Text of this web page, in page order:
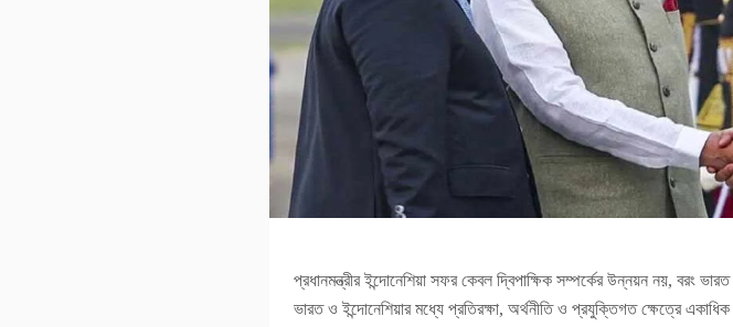
প্রধানমন্ত্রীর ইন্দোনেশিয়া সফর কেবল দ্বিপাক্ষিক সম্পর্কের উন্নয়ন নয়, বরং
ভারত ও ইন্দোনেশিয়ার মধ্যে প্রতিরক্ষা, অর্থনীতি ও প্রযুক্তিগত ক্ষেত্রে